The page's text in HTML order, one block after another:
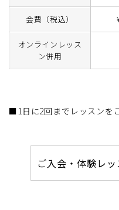
会費（税込）
オンラインレッス
ン併用
■1日に2回までレッスンを
ご入会・体験レ